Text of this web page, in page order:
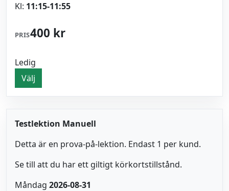
Kl: 11:15-11:55
PRIS400 kr
Ledig
Välj
Testlektion Manuell
Detta är en prova-på-lektion. Endast 1 per kund.
Se till att du har ett giltigt körkortstillstånd.
Måndag 2026-08-31